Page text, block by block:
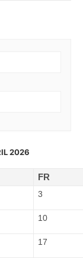
2026
FR
3
10
17